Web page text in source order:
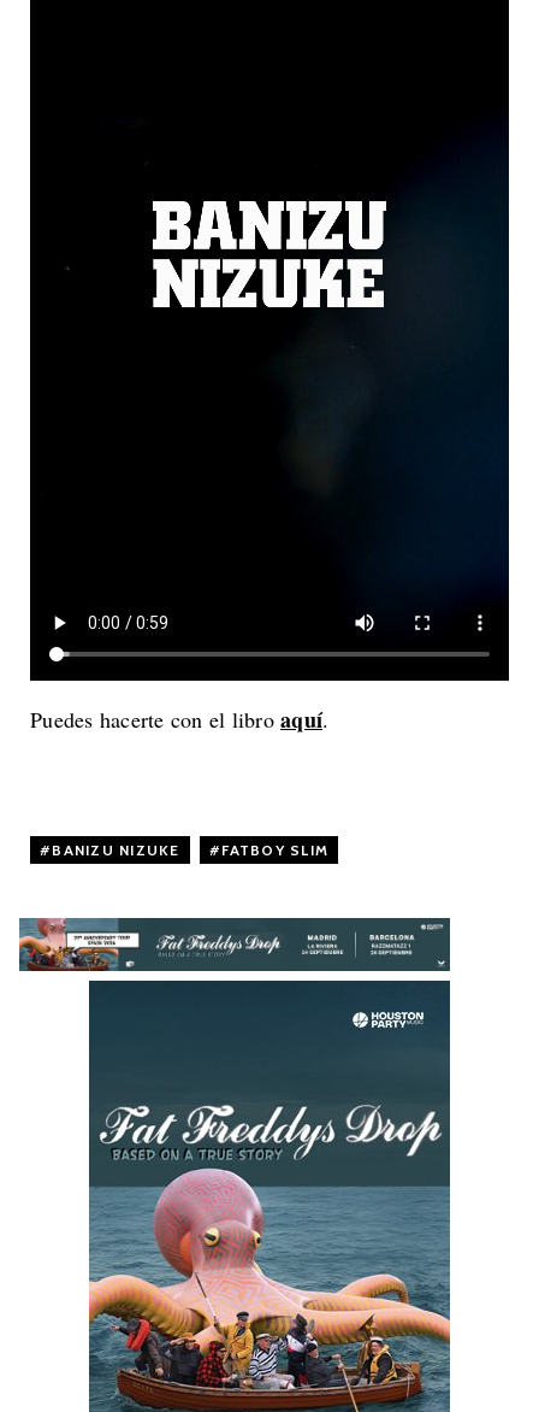
Puedes hacerte con el libro aquí.
BANIZU NIZUKE FATBOY SLIM